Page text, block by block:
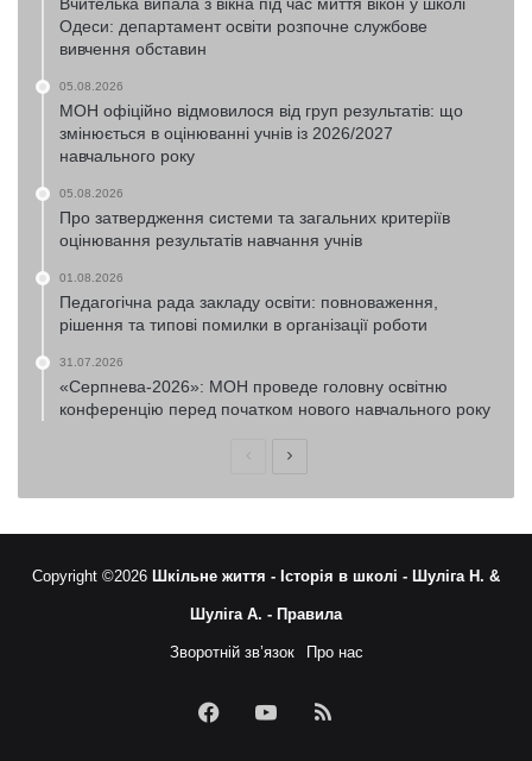
Одеси: департамент освіти розпочне службове
вивчення обставин
05.08.2026
МОН офіційно відмовилося від груп результатів: що
змінюється в оцінюванні учнів із 2026/2027
навчального року
05.08.2026
Про затвердження системи та загальних критеріїв
оцінювання результатів навчання учнів
01.08.2026
Педагогічна рада закладу освіти: повноваження,
рішення та типові помилки в організації роботи
31.07.2026
«Серпнева-2026»: МОН проведе головну освітню
конференцію перед початком нового навчального року
ПопередняНаступна
Copyright ©2026 Шкільне життя - Історія в школі - Шуліга Н. &
Шуліга А. - Правила
Зворотній зв’язок Про нас
FacebookYouTubeRSS